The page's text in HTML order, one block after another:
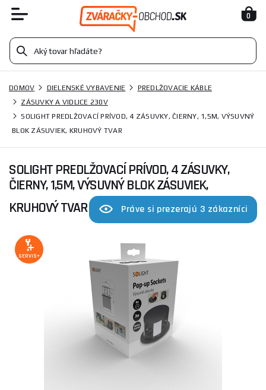
0
DOMOV DIELENSKÉ VYBAVENIE
PREDLŽOVACIE KÁBLE
ZÁSUVKY A VIDLICE 230V
SOLIGHT PREDLŽOVACÍ PRÍVOD, 4 ZÁSUVKY, ČIERNY, 1,5M, VÝSUVNÝ
BLOK ZÁSUVIEK, KRUHOVÝ TVAR
SOLIGHT PREDLŽOVACÍ PRÍVOD, 4 ZÁSUVKY,
ČIERNY, 1,5M, VÝSUVNÝ BLOK ZÁSUVIEK,
KRUHOVÝ TVAR
Práve si prezerajú 3 zákazníci
SERVIS+